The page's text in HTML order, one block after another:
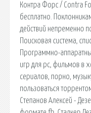
Контра Форс / Contra
бесплатно.
действий непременно
Поисковая сиcтема,
Программно-
игр для pc, фильмов в
сериалов, порно,
пользоваться
Степанов Алексей -